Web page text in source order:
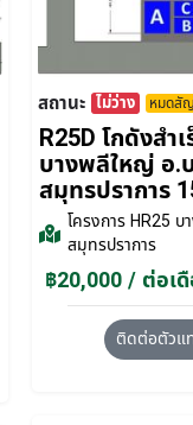
สถานะ ไม่ว่าง หมดสั
R25D โกดังสำเ
บางพลีใหญ่ อ.
สมุทรปราการ
โครงการHR25 บ
สมุทรปราการ
฿20,000 / ต่อเ
ติดต่อตัวแ